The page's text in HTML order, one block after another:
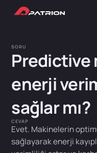
SORU
Predictive
enerji
sağlar mı?
CEVAP
Evet. Makinelerin
sağlayarak enerji